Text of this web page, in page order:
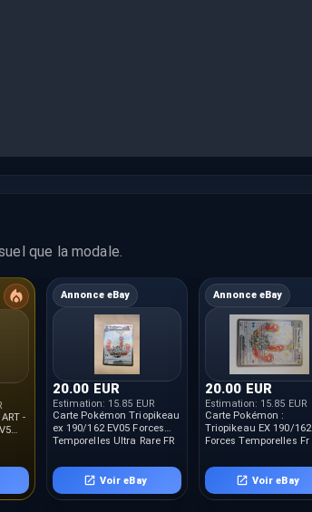
que la modale.
-
Annonce eBay
20.00 EUR
Estimation: 15.85 EUR
Carte Pokémon Triopikeau
ex 190/162 EV05 Forces
Temporelles Ultra Rare FR
Voir eBay
Annonce eBay
20.00 EUR
Estimation: 15.85 EUR
Carte Pokémon :
Triopikeau EX 190/162
Forces Temporelles Fr
Voir eBay